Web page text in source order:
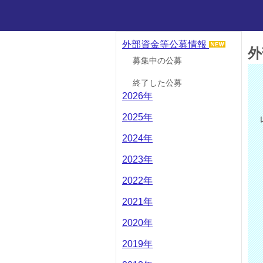
外部資金等公募情報
募集中の公募
終了した公募
2026年
2025年
2024年
2023年
2022年
2021年
2020年
2019年